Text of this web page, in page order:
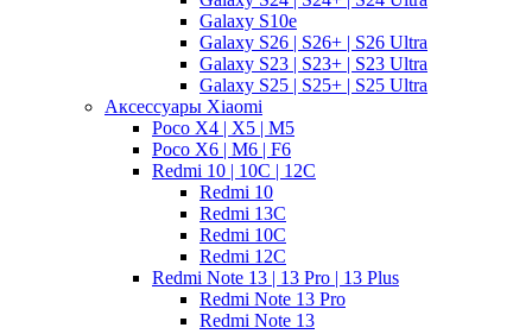
Galaxy S10e
Galaxy S26 | S26+ | S26 Ultra
Galaxy S23 | S23+ | S23 Ultra
Galaxy S25 | S25+ | S25 Ultra
Аксессуары Xiaomi
Poco X4 | X5 | M5
Poco X6 | M6 | F6
Redmi 10 | 10C | 12C
Redmi 10
Redmi 13C
Redmi 10C
Redmi 12C
Redmi Note 13 | 13 Pro | 13 Plus
Redmi Note 13 Pro
Redmi Note 13